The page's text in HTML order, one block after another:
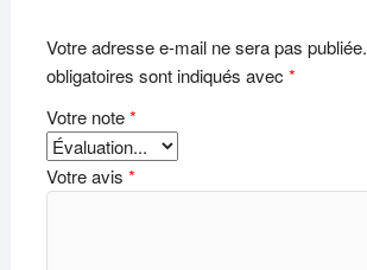
Votre adresse e-mail ne sera pas publiée.
obligatoires sont indiqués avec *
Votre note*
Votre avis *